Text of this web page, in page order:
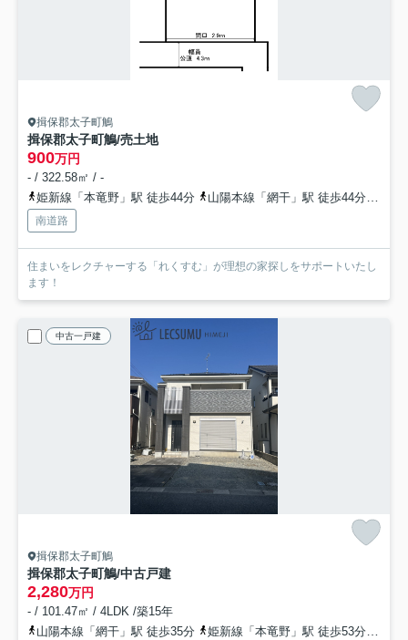
揖保郡太子町鵤
揖保郡太子町鵤/売土地
900万円
- / 322.58㎡ / -
姫新線「本竜野」駅 徒歩44分
山陽本線「網干」駅 徒歩44分
南道路
住まいをレクチャーする「れくすむ」が理想の家探しをサポートいたし
ます！
中古一戸建
揖保郡太子町鵤
揖保郡太子町鵤/中古戸建
2,280万円
- / 101.47㎡ / 4LDK /築15年
山陽本線「網干」駅 徒歩35分
姫新線「本竜野」駅 徒歩53分